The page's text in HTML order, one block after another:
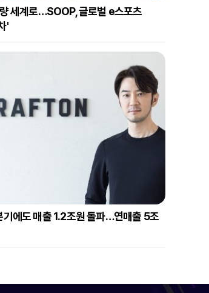
세계로…SOOP, 글로벌 e스포츠
'
기에도 매출 1.2조원 돌파…연매출 5조